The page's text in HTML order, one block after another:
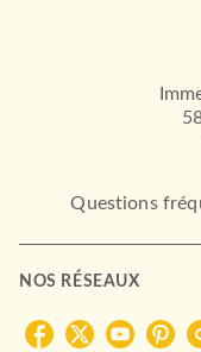
Questions
NOS RÉSEAUX